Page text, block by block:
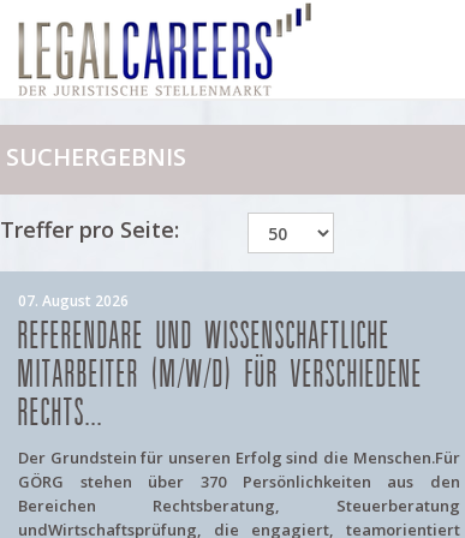
SUCHERGEBNIS
Treffer pro Seite:
07. August 2026
REFERENDARE UND WISSENSCHAFTLICHE
MITARBEITER (M/W/D) FÜR VERSCHIEDENE
RECHTS...
Der Grundstein für unseren Erfolg sind die Menschen.Für
GÖRG stehen über 370 Persönlichkeiten aus den
Bereichen Rechtsberatung, Steuerberatung
undWirtschaftsprüfung, die engagiert, teamorientiert